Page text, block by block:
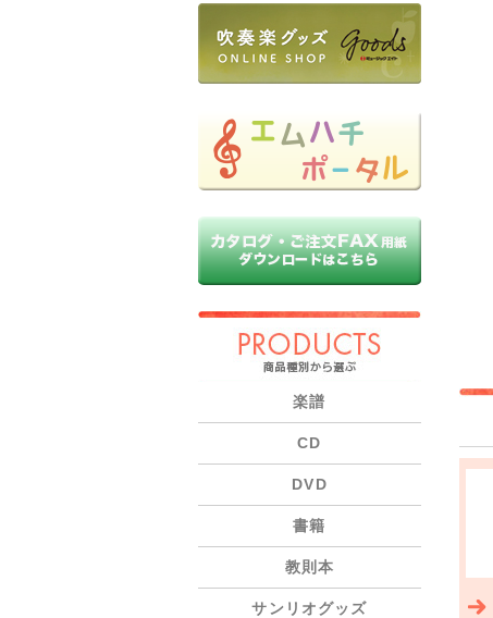
楽譜
CD
DVD
書籍
教則本
サンリオグッズ